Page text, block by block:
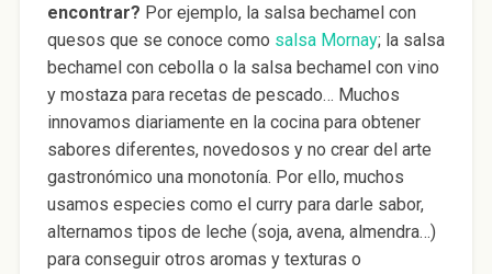
encontrar? Por ejemplo, la salsa bechamel con
quesos que se conoce como salsa Mornay; la salsa
bechamel con cebolla o la salsa bechamel con vino
y mostaza para recetas de pescado… Muchos
innovamos diariamente en la cocina para obtener
sabores diferentes, novedosos y no crear del arte
gastronómico una monotonía. Por ello, muchos
usamos especies como el curry para darle sabor,
alternamos tipos de leche (soja, avena, almendra…)
para conseguir otros aromas y texturas o